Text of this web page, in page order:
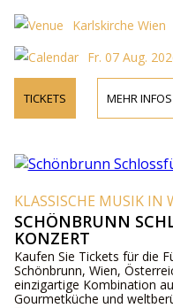
Karlskirche Wien
Fr. 07 Aug.
TICKETS MEHR INFOS
KLASSISCHE MUSIK IN
SCHÖNBRUNN
KONZERT
Kaufen Sie Tickets für die
Schönbrunn, Wien,
einzigartige Kombination
Gourmetküche und